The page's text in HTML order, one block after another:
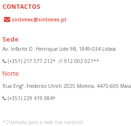
CONTACTOS
sintimex@sintimex.pt
Sede
Av. Infante D. Henrique Lote 9B, 1849-034 Lisboa
(+351) 217 577 212* // 912 002 021**
Norte
Rua Engº. Frederico Ulrich 2025 Moreira, 4470-605 Maia
(+351) 229 419 084*
*Chamada para a rede fixa nacional